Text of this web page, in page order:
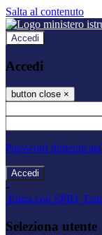
Salta al contenuto
Accedi
Accedi
button close ×
Password
-
Entra con SPID
Seleziona utente